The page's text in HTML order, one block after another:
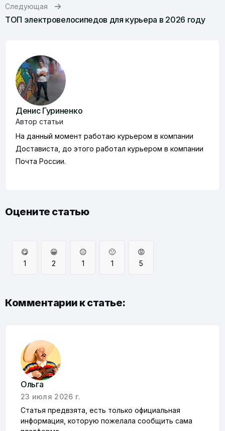
Следующая
ТОП электровелосипедов для курьера в 2026 году
Денис Гуриненко
Автор статьи
На данный момент работаю курьером в компании
Достависта, до этого работал курьером в компании
Почта России.
Оцените статью
😋
1
😀
2
😐
1
🙁
1
😡
5
Комментарии к статье:
Ольга
23 июля 2026 г.
Статья предвзята, есть только официальная
информация, которую пожелала сообщить сама